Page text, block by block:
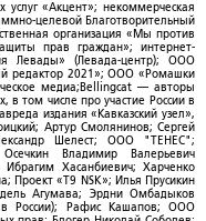
услуг «Акцент»; некоммерческая
целевой Благотворительный
организация «Мы против
прав граждан»; интернет-
Левады» (Левада-центр); ООО
редактор 2021»; ООО «Ромашки
медиа;Bellingcat — авторы
в том числе про участие России в
издания «Кавказский узел»,
Артур Смолянинов; Сергей
Шелест; ООО "ТЕНЕС";
Владимир Валерьевич
Ибрагим Хасанбиевич; Харченко
Проект «T9 NSK»; Илья Прусикин
Агумава; Эрдни Омбадыков
в России); Рафис Кашапов; ООО